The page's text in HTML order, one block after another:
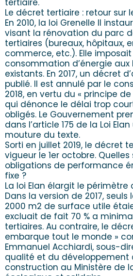
tertiaire.
Le décret tertiaire : retour sur
En 2010, la loi Grenelle II
visant la rénovation du parc
tertiaires (bureaux, hôpitaux,
commerce, etc.). Elle
consommation d’énergie
existants. En 2017, un décret
publié. Il est annulé par le
2018, en vertu du « principe
qui dénonce le délai trop
obligés. Le Gouvernement
dans l’article 175 de la Loi
mouture du texte.
Sorti en juillet 2019, le décret
vigueur le 1er octobre. Quelles
obligations de performance
fixe ?
La loi Elan élargit le
Dans la version de 2017,
2000 m2 de surface utile
excluait de fait 70 % a
tertiaires. Au contraire, le
embarque tout le monde »
Emmanuel Acchiardi, sous-
qualité et du développement
construction au Ministère de